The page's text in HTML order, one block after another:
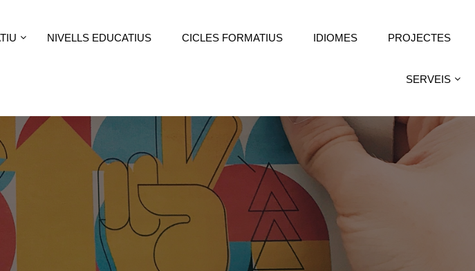
NIVELLS EDUCATIUS CICLES FORMATIUS IDIOMES PROJECTES
SERVEIS